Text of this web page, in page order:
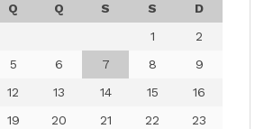
Q Q S S
D
1
2
5 6 7 8
9
12 13 14 15
16
19 20 21 22
23